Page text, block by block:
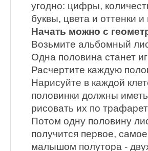
угодно: цифры,
буквы, цвета и оттенки
Начать можно с
Возьмите альбомный
Одна половина станет
Расчертите каждую
Нарисуйте в каждой
половинки должны
рисовать их по
Потом одну половину
получится первое,
малышом полутора -